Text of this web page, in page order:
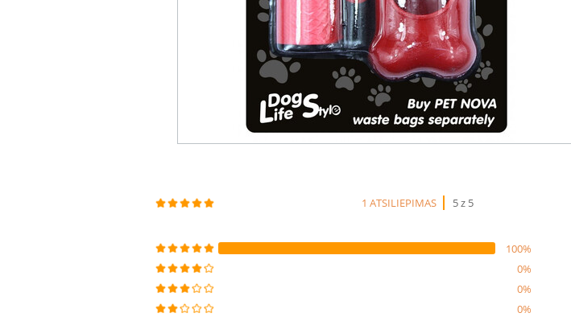
1 ATSILIEPIMAS 5 z 5
100%
0%
0%
0%